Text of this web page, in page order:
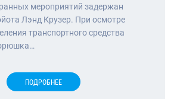
мероприятий задержан
Лэнд Крузер. При осмотре
транспортного средства
ПОДРОБНЕЕ